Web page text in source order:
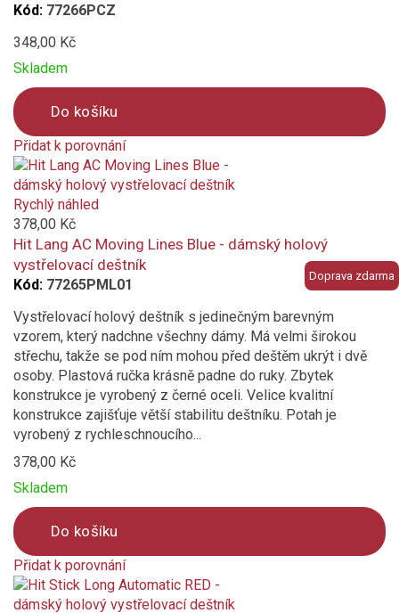
Kód: 77266PCZ
348,00 Kč
Skladem
Do košíku
Přidat k porovnání
Product
is
added
to
compare
Doprava zdarma
Rychlý náhled
378,00 Kč
Hit Lang AC Moving Lines Blue - dámský holový
vystřelovací deštník
Kód: 77265PML01
Vystřelovací holový deštník s jedinečným barevným
vzorem, který nadchne všechny dámy. Má velmi širokou
střechu, takže se pod ním mohou před deštěm ukrýt i dvě
osoby. Plastová ručka krásně padne do ruky. Zbytek
konstrukce je vyrobený z černé oceli. Velice kvalitní
konstrukce zajišťuje větší stabilitu deštníku. Potah je
vyrobený z rychleschnoucího...
378,00 Kč
Skladem
Do košíku
Přidat k porovnání
Product
is